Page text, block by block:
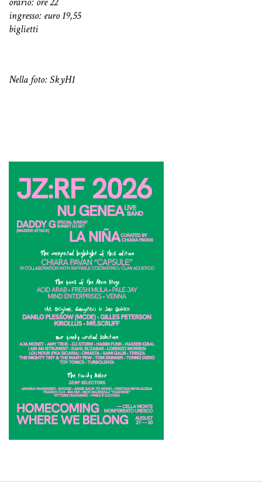
ingresso: euro 19,55
biglietti
Nella foto: SkyH1